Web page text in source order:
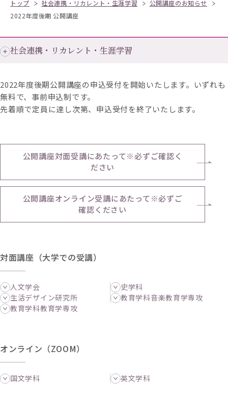
トップ 社会連携・リカレント・生涯学習
公開講座のお知らせ
2022年度後期 公開講座
社会連携・リカレント・生涯学習
2022年度後期公開講座の申込受付を開始いたします。いずれも
無料で、事前申込制です。
先着順で定員に達し次第、申込受付を終了いたします。
公開講座対面受講にあたって※必ずご確認く
ださい
公開講座オンライン受講にあたって※必ずご
確認ください
対面講座（大学での受講）
人文学会
史学科
生活デザイン研究所
教育学科音楽教育学専攻
教育学科教育学専攻
オンライン（ZOOM）
国文学科 英文学科